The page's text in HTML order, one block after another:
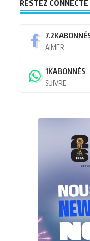
RESTEZ CONNECTÉ
7.2K
AIMER
1KABONNÉS
SUIVRE